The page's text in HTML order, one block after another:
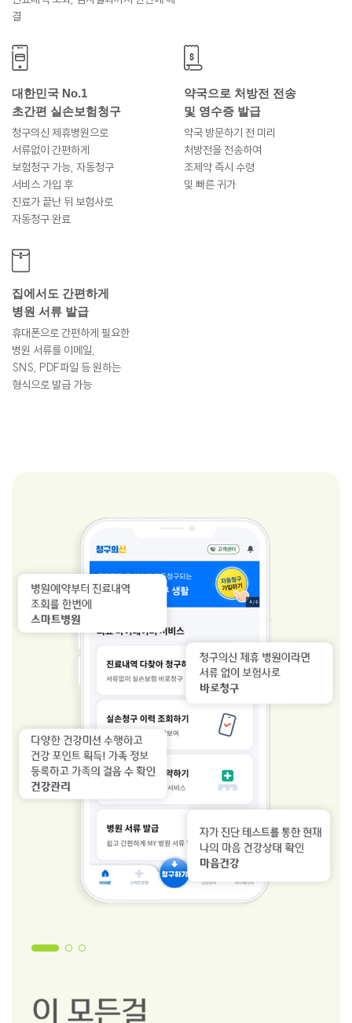
결
대한민국 No.1
초간편 실손보험청구
청구의신 제휴병원으로
서류없이 간편하게
보험청구 가능, 자동청구
서비스 가입 후
진료가 끝난 뒤 보험사로
자동청구 완료
약국으로 처방전 전송
및 영수증 발급
약국 방문하기 전 미리
처방전을 전송하여
조제약 즉시 수령
및 빠른 귀가
집에서도 간편하게
병원 서류 발급
휴대폰으로 간편하게 필요한
병원 서류를 이메일,
SNS, PDF파일 등 원하는
형식으로 발급 가능